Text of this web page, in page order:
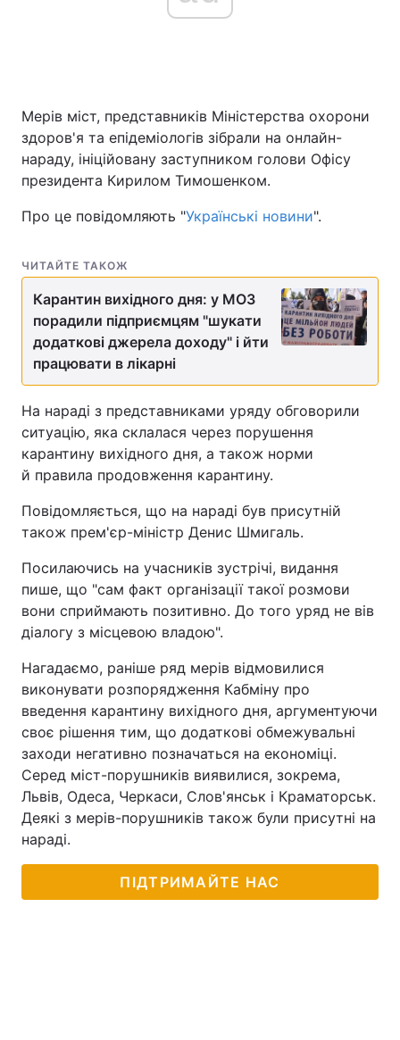
Мерів міст, представників Міністерства охорони
здоров'я та епідеміологів зібрали на онлайн-
нараду, ініційовану заступником голови Офісу
президента Кирилом Тимошенком.
Про це повідомляють "Українські новини".
ЧИТАЙТЕ ТАКОЖ
Карантин вихідного дня: у МОЗ
порадили підприємцям "шукати
додаткові джерела доходу" і йти
працювати в лікарні
На нараді з представниками уряду обговорили
ситуацію, яка склалася через порушення
карантину вихідного дня, а також норми
й правила продовження карантину.
Повідомляється, що на нараді був присутній
також прем'єр-міністр Денис Шмигаль.
Посилаючись на учасників зустрічі, видання
пише, що "сам факт організації такої розмови
вони сприймають позитивно. До того уряд не вів
діалогу з місцевою владою".
Нагадаємо, раніше ряд мерів відмовилися
виконувати розпорядження Кабміну про
введення карантину вихідного дня, аргументуючи
своє рішення тим, що додаткові обмежувальні
заходи негативно позначаться на економіці.
Серед міст-порушників виявилися, зокрема,
Львів, Одеса, Черкаси, Слов'янськ і Краматорськ.
Деякі з мерів-порушників також були присутні на
нараді.
ПІДТРИМАЙТЕ НАС